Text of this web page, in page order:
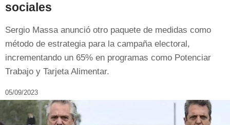
sociales
Sergio Massa anunció otro paquete de medidas como
método de estrategia para la campaña electoral,
incrementando un 65% en programas como Potenciar
Trabajo y Tarjeta Alimentar.
05/09/2023